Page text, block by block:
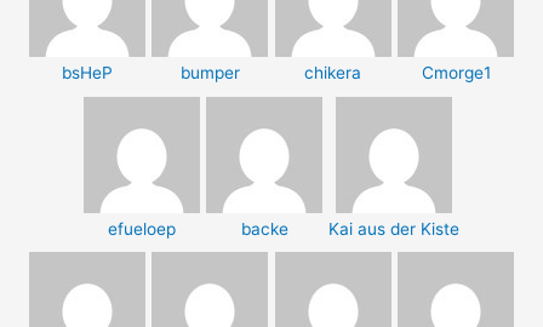
bsHeP bumper chikera Cmorge1
efueloep backe Kai aus der Kiste